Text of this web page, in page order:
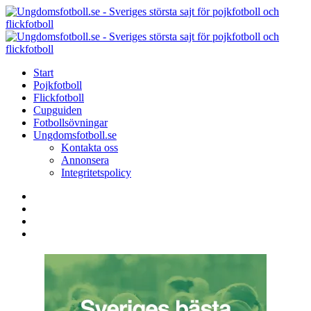
Menu
Search
Menu
Start
Pojkfotboll
Flickfotboll
Cupguiden
Fotbollsövningar
Ungdomsfotboll.se
Kontakta oss
Annonsera
Integritetspolicy